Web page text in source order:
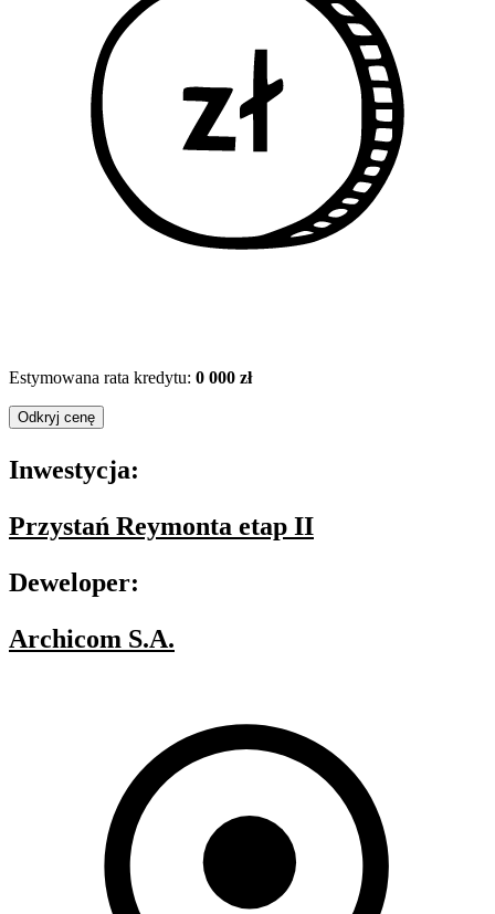
Estymowana rata kredytu: 0 000 zł
Odkryj cenę
Inwestycja:
Przystań Reymonta etap II
Deweloper:
Archicom S.A.